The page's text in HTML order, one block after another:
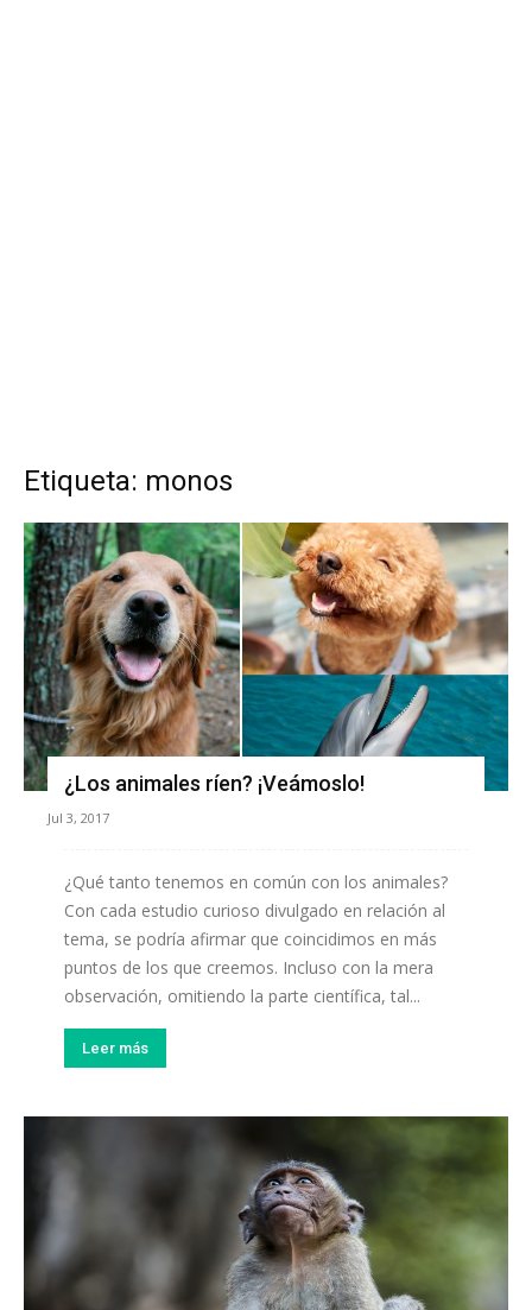
Etiqueta: monos
¿Los animales ríen? ¡Veámoslo!
Jul 3, 2017
¿Qué tanto tenemos en común con los animales?
Con cada estudio curioso divulgado en relación al
tema, se podría afirmar que coincidimos en más
puntos de los que creemos. Incluso con la mera
observación, omitiendo la parte científica, tal...
Leer más